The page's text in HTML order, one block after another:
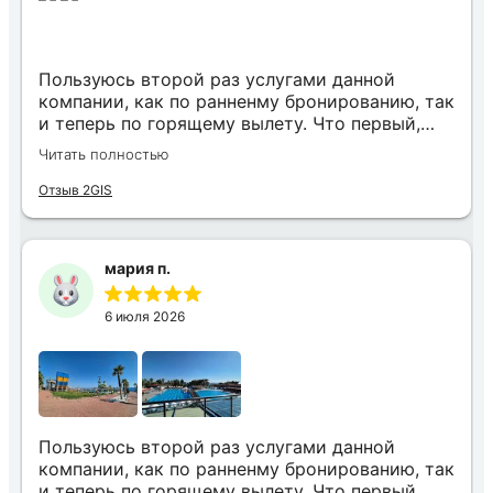
Пользуюсь второй раз услугами данной
компании, как по ранненму бронированию, так
и теперь по горящему вылету. Что первый,
что второй раз путёвки подобраны под наши
индивидуальные запросы идеально. Работаем
с менеджером Анной Макеевой, всегда на
Читать полностью
Отзыв 2GIS
мария п.
6 июля 2026
Пользуюсь второй раз услугами данной
компании, как по ранненму бронированию, так